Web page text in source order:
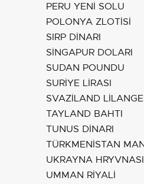
PERU YENİ SOLU
POLONYA ZLOTİSİ
SIRP DİNARI
SİNGAPUR DOLARI
SUDAN POUNDU
SURİYE LİRASI
SVAZİLAND
TAYLAND BAHTI
TUNUS DİNARI
TÜRKMENİSTAN
UKRAYNA HRYVNASI
UMMAN RİYALİ